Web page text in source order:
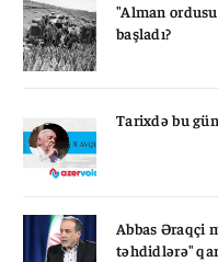
"Alman
başladı?
Tarixdə bu
Abbas Əraqçi
təhdidlərə"